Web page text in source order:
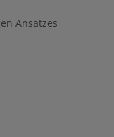
Ansatzes